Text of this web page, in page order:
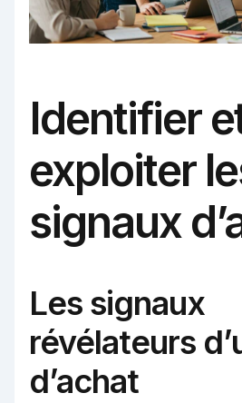
Identifier
exploiter
signaux
Les signaux
révélateurs
d’achat